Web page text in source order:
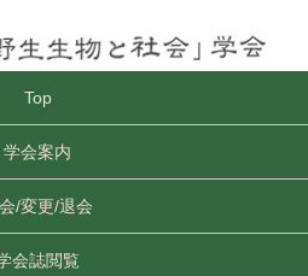
Top
学会案内
/変更/退会
会誌閲覧